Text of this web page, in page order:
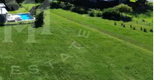
& Resort Buenos Aires